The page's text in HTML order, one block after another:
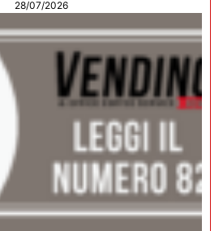
28/07/2026